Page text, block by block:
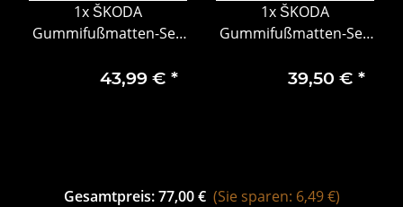
1x ŠKODA
Gummifußmatten-Set,
57B061502
43,99 € *
1x ŠKODA
Gummifußmatten-Set,
39,50 € *
Gesamtpreis:77,00 € (Sie sparen: 6,49 €)